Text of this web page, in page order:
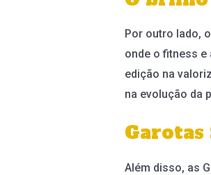
Por outro lado,
onde o fitness e
edição na
na evolução da
Além disso, as